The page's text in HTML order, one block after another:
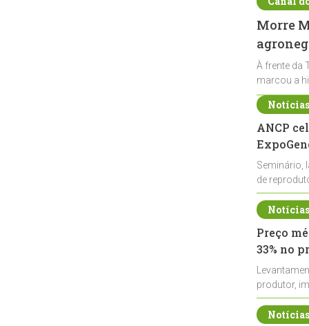
Morre
À frente da
marcou a
ANCP
Seminário,
de
durante a
Preço
33% no
produtor,
de leite cru